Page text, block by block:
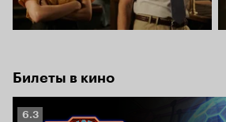
Билеты в кино
Рейтинг
6.3